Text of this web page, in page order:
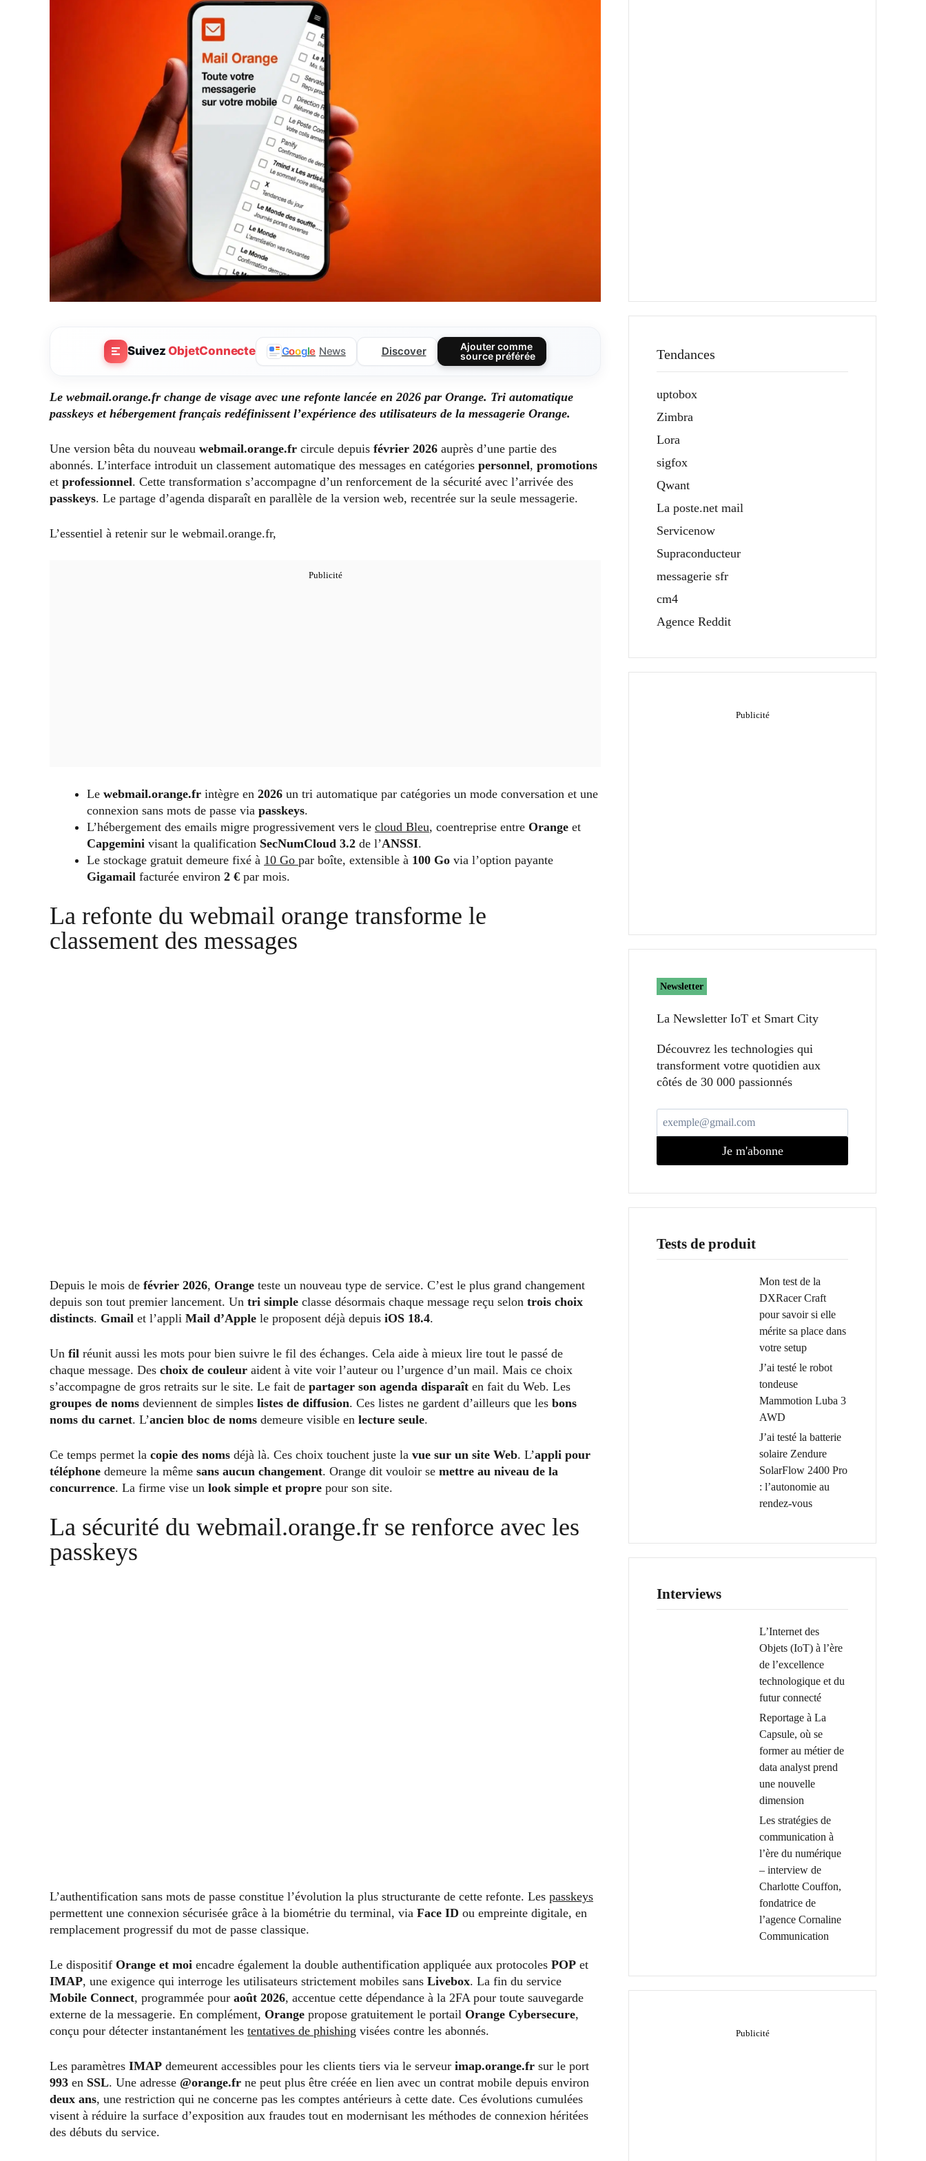
SuivezObjetConnecte Google News Discover
Ajouter comme
source préférée
Le webmail.orange.fr change de visage avec une refonte lancée en 2026 par Orange. Tri automatique
passkeys et hébergement français redéfinissent l’expérience des utilisateurs de la messagerie Orange.
Une version bêta du nouveau webmail.orange.fr circule depuis février 2026 auprès d’une partie des
abonnés. L’interface introduit un classement automatique des messages en catégories personnel, promotions
et professionnel. Cette transformation s’accompagne d’un renforcement de la sécurité avec l’arrivée des
passkeys. Le partage d’agenda disparaît en parallèle de la version web, recentrée sur la seule messagerie.
L’essentiel à retenir sur le webmail.orange.fr,
Le webmail.orange.fr intègre en 2026 un tri automatique par catégories un mode conversation et une
connexion sans mots de passe via passkeys.
L’hébergement des emails migre progressivement vers le cloud Bleu, coentreprise entre Orange et
Capgemini visant la qualification SecNumCloud 3.2 de l’ANSSI.
Le stockage gratuit demeure fixé à 10 Go par boîte, extensible à 100 Go via l’option payante
Gigamail facturée environ 2 € par mois.
La refonte du webmail orange transforme le
classement des messages
Depuis le mois de février 2026, Orange teste un nouveau type de service. C’est le plus grand changement
depuis son tout premier lancement. Un tri simple classe désormais chaque message reçu selon trois choix
distincts. Gmail et l’appli Mail d’Apple le proposent déjà depuis iOS 18.4.
Un fil réunit aussi les mots pour bien suivre le fil des échanges. Cela aide à mieux lire tout le passé de
chaque message. Des choix de couleur aident à vite voir l’auteur ou l’urgence d’un mail. Mais ce choix
s’accompagne de gros retraits sur le site. Le fait de partager son agenda disparaît en fait du Web. Les
groupes de noms deviennent de simples listes de diffusion. Ces listes ne gardent d’ailleurs que les bons
noms du carnet. L’ancien bloc de noms demeure visible en lecture seule.
Ce temps permet la copie des noms déjà là. Ces choix touchent juste la vue sur un site Web. L’appli pour
téléphone demeure la même sans aucun changement. Orange dit vouloir se mettre au niveau de la
concurrence. La firme vise un look simple et propre pour son site.
La sécurité du webmail.orange.fr se renforce avec les
passkeys
L’authentification sans mots de passe constitue l’évolution la plus structurante de cette refonte. Les passkeys
permettent une connexion sécurisée grâce à la biométrie du terminal, via Face ID ou empreinte digitale, en
remplacement progressif du mot de passe classique.
Le dispositif Orange et moi encadre également la double authentification appliquée aux protocoles POP et
IMAP, une exigence qui interroge les utilisateurs strictement mobiles sans Livebox. La fin du service
Mobile Connect, programmée pour août 2026, accentue cette dépendance à la 2FA pour toute sauvegarde
externe de la messagerie. En complément, Orange propose gratuitement le portail Orange Cybersecure,
conçu pour détecter instantanément les tentatives de phishing visées contre les abonnés.
Les paramètres IMAP demeurent accessibles pour les clients tiers via le serveur imap.orange.fr sur le port
993 en SSL. Une adresse @orange.fr ne peut plus être créée en lien avec un contrat mobile depuis environ
deux ans, une restriction qui ne concerne pas les comptes antérieurs à cette date. Ces évolutions cumulées
visent à réduire la surface d’exposition aux fraudes tout en modernisant les méthodes de connexion héritées
des débuts du service.
Tendances
uptobox
Zimbra
Lora
sigfox
Qwant
La poste.net mail
Servicenow
Supraconducteur
messagerie sfr
cm4
Agence Reddit
Newsletter
La Newsletter IoT et Smart City​
Découvrez les technologies qui
transforment votre quotidien aux
côtés de 30 000 passionnés
Je m'abonne
Tests de produit
Mon test de la
DXRacer Craft
pour savoir si elle
mérite sa place dans
votre setup
J’ai testé le robot
tondeuse
Mammotion Luba 3
AWD
J’ai testé la batterie
solaire Zendure
SolarFlow 2400 Pro
: l’autonomie au
rendez-vous
Interviews
L’Internet des
Objets (IoT) à l’ère
de l’excellence
technologique et du
futur connecté
Reportage à La
Capsule, où se
former au métier de
data analyst prend
une nouvelle
dimension
Les stratégies de
communication à
l’ère du numérique
– interview de
Charlotte Couffon,
fondatrice de
l’agence Cornaline
Communication